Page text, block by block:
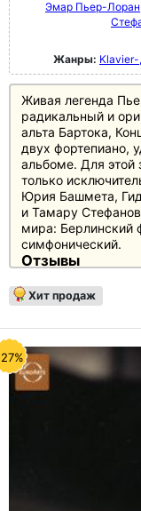
Эмар Пьер-
Жанры:
Живая легенда
радикальный и
альта Бартока,
двух фортепиано,
альбоме. Для этой
только
Юрия Башмета,
и Тамару
мира: Берлинский
симфонический.
Отзывы
желать лучшего не
высококлассные,
взгляд
поразительно
немного узким
незабываемым
Хит продаж